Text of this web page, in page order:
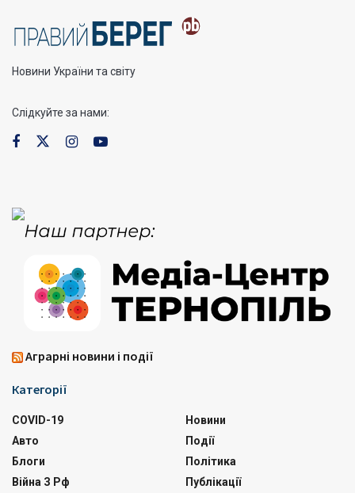
Новини України та світу
Слідкуйте за нами:
Аграрні новини і події
Категорії
COVID-19
Авто
Блоги
Війна З Рф
Новини
Події
Політика
Публікації